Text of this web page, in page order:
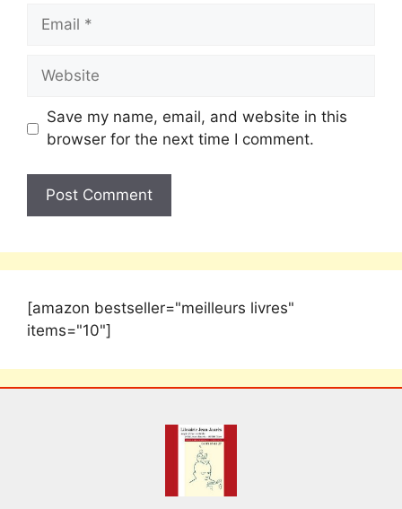
Save my name, email, and website in this
browser for the next time I comment.
[amazon bestseller="meilleurs livres"
items="10"]